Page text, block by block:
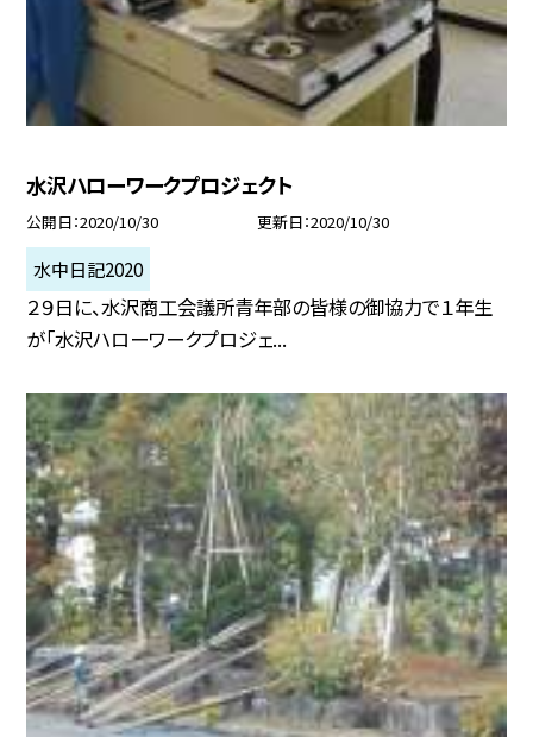
水沢ハローワークプロジェクト
公開日 2020/10/30 更新日 2020/10/30
水中日記2020
２９日に、水沢商工会議所青年部の皆様の御協力で１年生
が「水沢ハローワークプロジェ...